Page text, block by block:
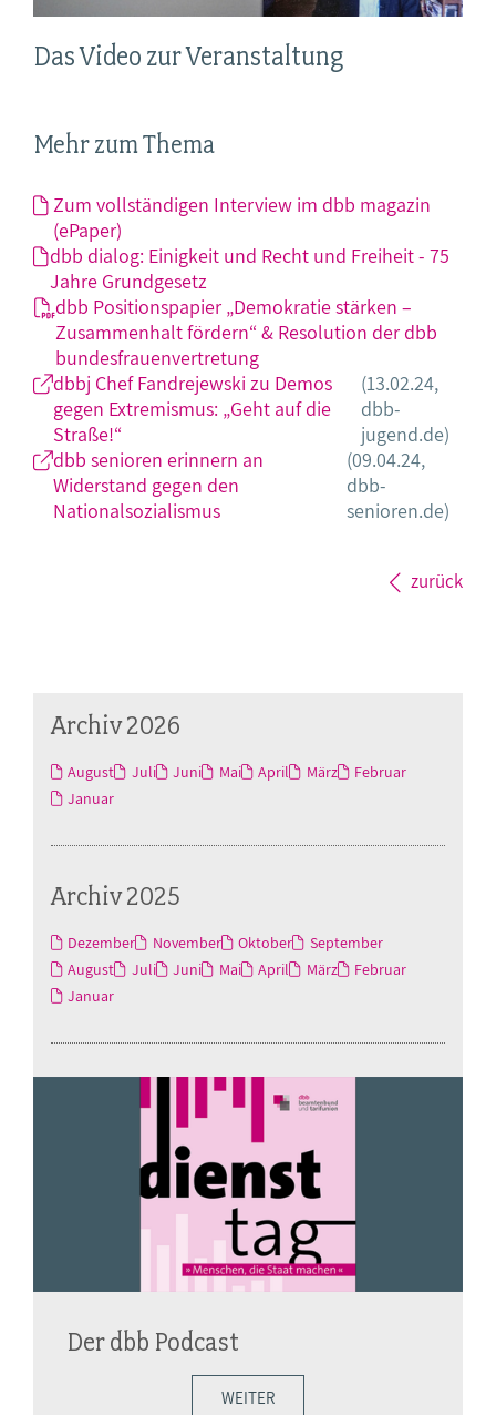
Das Video zur Veranstaltung
Mehr zum Thema
Zum vollständigen Interview im dbb magazin
(ePaper)
dbb dialog: Einigkeit und Recht und Freiheit - 75
Jahre Grundgesetz
dbb Positionspapier „Demokratie stärken –
Zusammenhalt fördern“ & Resolution der dbb
bundesfrauenvertretung
dbbj Chef Fandrejewski zu Demos
gegen Extremismus: „Geht auf die
Straße!“
(13.02.24,
dbb-
jugend.de)
dbb senioren erinnern an
Widerstand gegen den
Nationalsozialismus
(09.04.24,
dbb-
senioren.de)
zurück
Archiv 2026
August Juli Juni Mai April März
Februar
Januar
Archiv 2025
Dezember November Oktober
September
August
Juli Juni Mai April März
Februar
Januar
Der dbb Podcast
WEITER